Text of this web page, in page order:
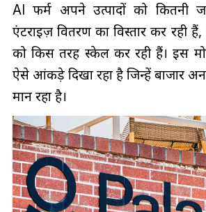
AI फर्म अपने उत्पादों को कितनी
एंटरप्राइज़ वितरण का विस्तार कर रही
को किस तरह स्केल कर रही हैं। इस
ऐसे आंकड़े दिखा रहा है जिन्हें बाजार
मान रहा है।